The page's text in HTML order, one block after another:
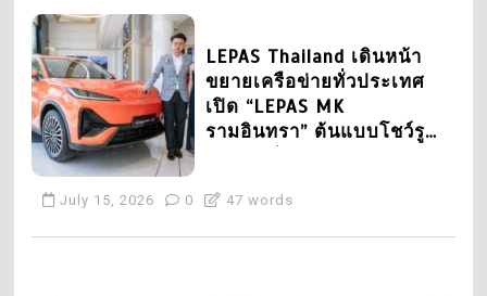
LEPAS Thailand เดินหน้า
ขยายเครือข่ายทั่วประเทศ
เปิด “LEPAS MK
รามอินทรา” ต้นแบบโชว์รูม
July 15, 2026 0 47 words
5
บี.กริม ผนึกกำลังครั้งสำคัญ
โครงสร้างพื้นฐานดิจิทัล
และแพลตฟอร์มเทคโนโลยี